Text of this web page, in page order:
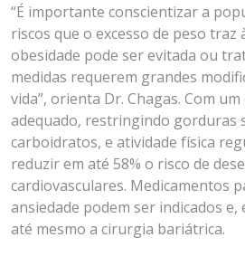
“É importante conscientizar a
riscos que o excesso de peso traz
obesidade pode ser evitada ou
medidas requerem grandes
vida”, orienta Dr. Chagas. Com
adequado, restringindo gorduras
carboidratos, e atividade física
reduzir em até 58% o risco de
cardiovasculares. Medicamentos
ansiedade podem ser indicados e,
até mesmo a cirurgia bariátrica.